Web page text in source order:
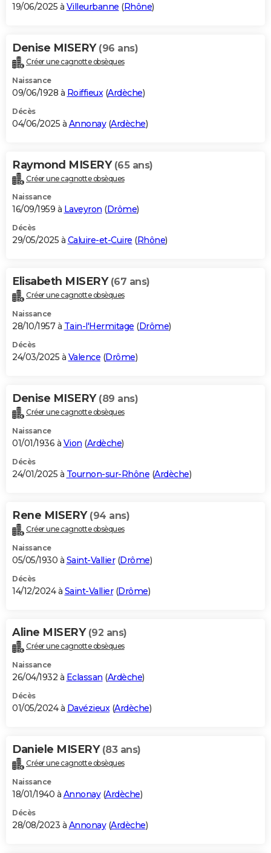
19/06/2025 à Villeurbanne (Rhône)
Denise MISERY (96 ans)
Créer une cagnotte obsèques
Naissance
09/06/1928 à Roiffieux (Ardèche)
Décès
04/06/2025 à Annonay(Ardèche)
Raymond MISERY (65 ans)
Créer une cagnotte obsèques
Naissance
16/09/1959 à Laveyron (Drôme)
Décès
29/05/2025 à Caluire-et-Cuire (Rhône)
Elisabeth MISERY (67 ans)
Créer une cagnotte obsèques
Naissance
28/10/1957 à Tain-l'Hermitage (Drôme)
Décès
24/03/2025 à Valence (Drôme)
Denise MISERY (89 ans)
Créer une cagnotte obsèques
Naissance
01/01/1936 à Vion (Ardèche)
Décès
24/01/2025 à Tournon-sur-Rhône (Ardèche)
Rene MISERY (94 ans)
Créer une cagnotte obsèques
Naissance
05/05/1930 à Saint-Vallier(Drôme)
Décès
14/12/2024 à Saint-Vallier(Drôme)
Aline MISERY (92 ans)
Créer une cagnotte obsèques
Naissance
26/04/1932 à Eclassan (Ardèche)
Décès
01/05/2024 à Davézieux(Ardèche)
Daniele MISERY (83 ans)
Créer une cagnotte obsèques
Naissance
18/01/1940 à Annonay(Ardèche)
Décès
28/08/2023 à Annonay(Ardèche)